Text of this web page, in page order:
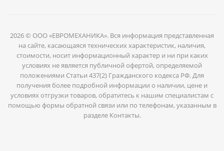
2026 © ООО «ЕВРОМЕХАНИКА». Вся информация представленная
на сайте, касающаяся технических характеристик, наличия,
стоимости, носит информационный характер и ни при каких
условиях не является публичной офертой, определяемой
положениями Статьи 437(2) Гражданского кодекса РФ. Для
получения более подробной информации о наличии, цене и
условиях отгрузки товаров, обратитесь к нашим специалистам с
помощью формы обратной связи или по телефонам, указанным в
разделе Контакты.